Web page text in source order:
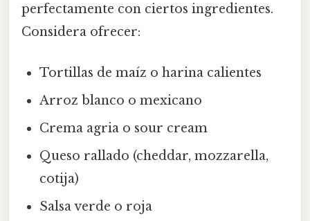
perfectamente con ciertos ingredientes.
Considera ofrecer:
Tortillas de maíz o harina calientes
Arroz blanco o mexicano
Crema agria o sour cream
Queso rallado (cheddar, mozzarella,
cotija)
Salsa verde o roja